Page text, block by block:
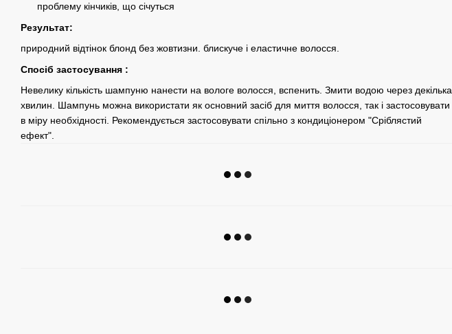
проблему кінчиків, що січуться
Результат:
природний відтінок блонд без жовтизни. блискуче і еластичне волосся.
Спосіб застосування :
Невелику кількість шампуню нанести на вологе волосся, вспенить. Змити водою через декілька
хвилин. Шампунь можна використати як основний засіб для миття волосся, так і застосовувати
в міру необхідності. Рекомендується застосовувати спільно з кондиціонером "Сріблястий
ефект".